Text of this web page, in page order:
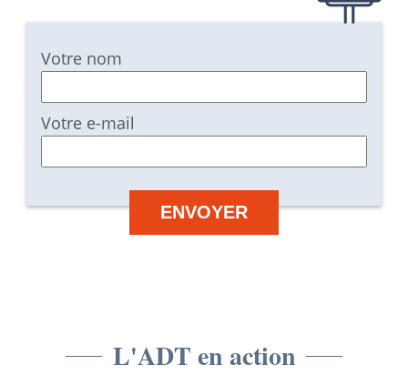
Votre nom
Votre e-mail
L'ADT en action